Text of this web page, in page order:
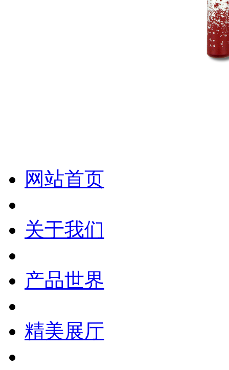
网站首页
关于我们
产品世界
精美展厅